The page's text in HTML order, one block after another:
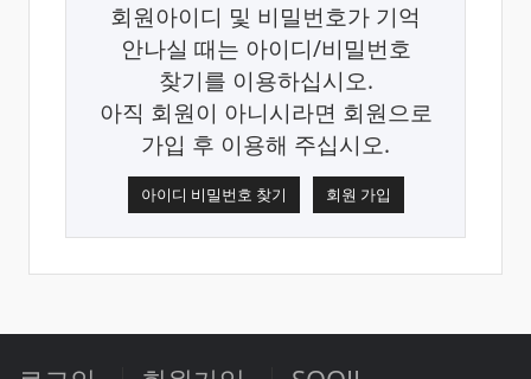
회원아이디 및 비밀번호가 기억
안나실 때는 아이디/비밀번호
찾기를 이용하십시오.
아직 회원이 아니시라면 회원으로
가입 후 이용해 주십시오.
아이디 비밀번호 찾기 회원 가입